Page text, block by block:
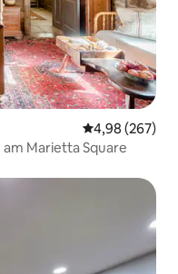
4,98 (267)
Marietta Square